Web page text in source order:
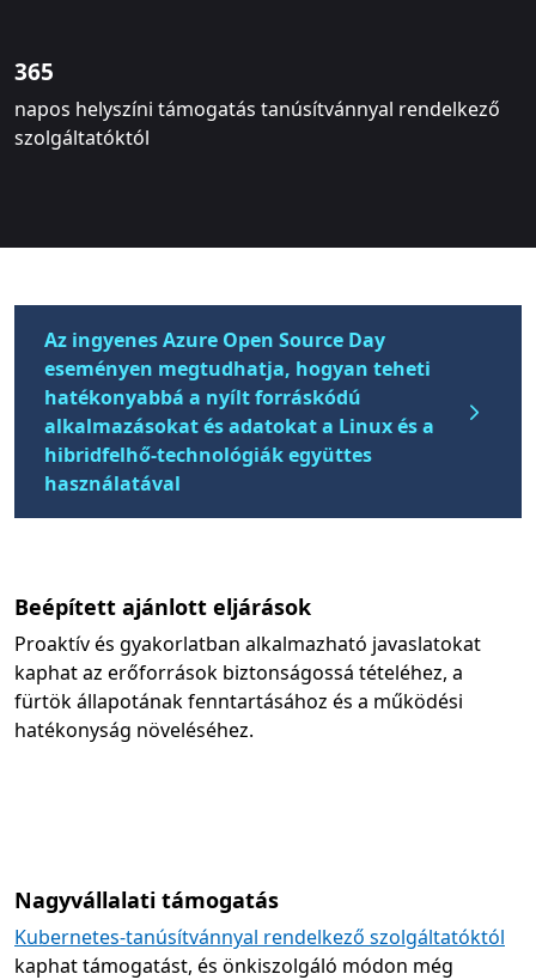
365
napos helyszíni támogatás tanúsítvánnyal rendelkező
szolgáltatóktól
Az ingyenes Azure Open Source Day
eseményen megtudhatja, hogyan teheti
hatékonyabbá a nyílt forráskódú
alkalmazásokat és adatokat a Linux és a
hibridfelhő-technológiák együttes
használatával
Beépített ajánlott eljárások
Proaktív és gyakorlatban alkalmazható javaslatokat
kaphat az erőforrások biztonságossá tételéhez, a
fürtök állapotának fenntartásához és a működési
hatékonyság növeléséhez.
Nagyvállalati támogatás
Kubernetes-tanúsítvánnyal rendelkező szolgáltatóktól
kaphat támogatást, és önkiszolgáló módon még